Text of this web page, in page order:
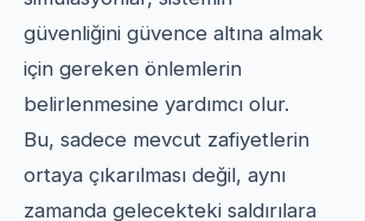
güvenliğini güvence altına almak
için gereken önlemlerin
belirlenmesine yardımcı olur.
Bu, sadece mevcut zafiyetlerin
ortaya çıkarılması değil, aynı
zamanda gelecekteki saldırılara